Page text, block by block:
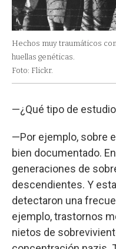
Hechos muy traumáticos
huellas genéticas.
Foto: Flickr.
—¿Qué tipo de
—Por ejemplo, sobre
bien documentado.
generaciones de
descendientes. Y
detectaron una
ejemplo, trastornos
nietos de